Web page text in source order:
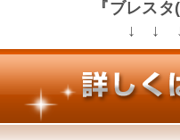
『ブレス
↓ ↓